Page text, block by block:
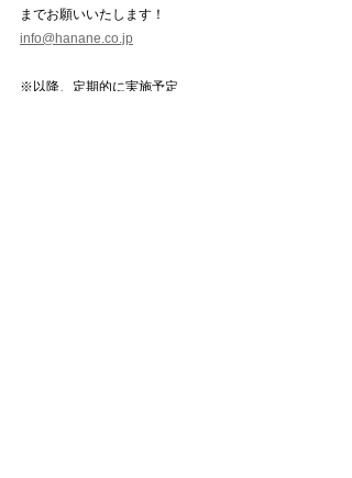
までお願いいたします！
info@hanane.co.jp
※以降、定期的に実施予定